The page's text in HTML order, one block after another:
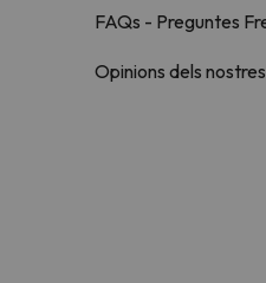
FAQs - Preguntes
Opinions dels